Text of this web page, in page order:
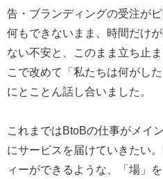
告・ブランディングの受注が
何もできないまま、時間だけ
ない不安と、このまま立ち止
こで改めて「私たちは何がし
にとことん話し合いました。
これまではBtoBの仕事がメイ
にサービスを届けていきたい
ィーができるような、「場」